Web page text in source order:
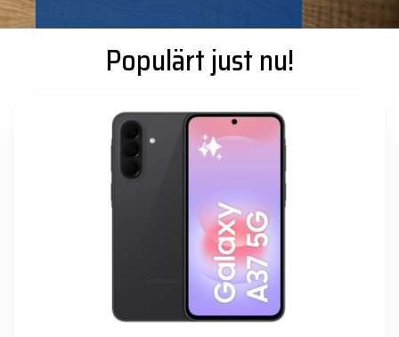
Populärt just nu!